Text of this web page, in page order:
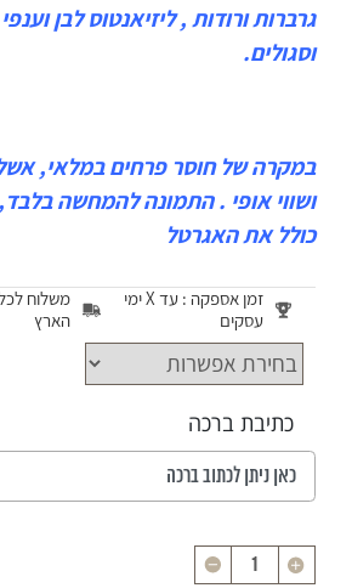
גרברות ורודות , ליזיאנטוס לבן
וסגולים.
במקרה של חוסר פרחים במלאי,
ושווי אופי . התמונה להמחשה
כולל את האגרטל
זמן אספקה : עד X ימי
עסקים
משלוח
הארץ
כתיבת ברכה
כמות